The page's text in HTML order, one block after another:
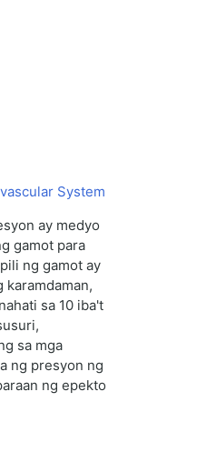
ay medyo
gamot para
ng gamot ay
sa 10 iba't
sa mga
ng presyon ng
ng epekto